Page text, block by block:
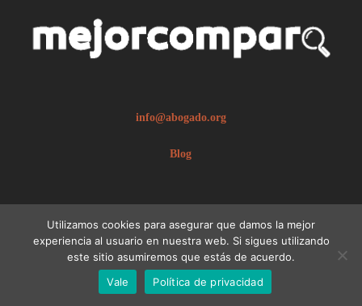
info@abogado.org
Blog
© 2026 abogado.org.Aviso legal
Utilizamos cookies para asegurar que damos la mejor
experiencia al usuario en nuestra web. Si sigues utilizando
este sitio asumiremos que estás de acuerdo.
Vale
Política de privacidad